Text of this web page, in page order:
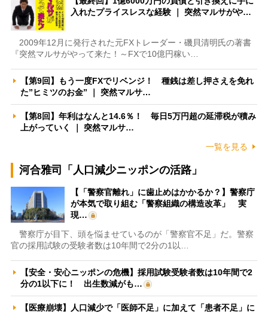
入れたプライスレスな経験 ｜ 突然マルサがや…
2009年12月に発行された元FXトレーダー・磯貝清明氏の著書
『突然マルサがやって来た！～FXで10億円稼い…
【第9回】もう一度FXでリベンジ！ 種銭は差し押さえを免れ
た”ヒミツのお金” ｜ 突然マルサ…
【第8回】年利はなんと14.6％！ 毎日5万円超の延滞税が積み
上がっていく ｜ 突然マルサ…
一覧を見る
河合雅司「人口減少ニッポンの活路」
【「警察官離れ」に歯止めはかかるか？】警察庁
が本気で取り組む「警察組織の構造改革」 実
現…
警察庁が目下、頭を悩ませているのが「警察官不足」だ。警察
官の採用試験の受験者数は10年間で2分の1以…
【安全・安心ニッポンの危機】採用試験受験者数は10年間で2
分の1以下に！ 出生数減がも…
【医療崩壊】人口減少で「医師不足」に加えて「患者不足」に